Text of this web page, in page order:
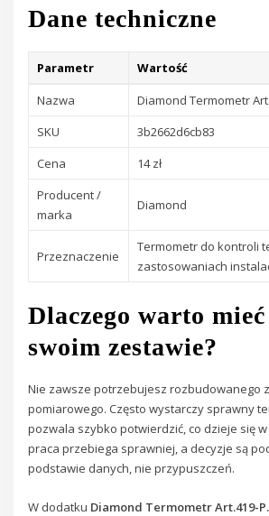
Dane techniczne
Parametr
Wartość
Nazwa
Diamond Termometr
SKU
3b2662d6cb83
Cena
14 zł
Producent /
marka
Diamond
Przeznaczenie
Termometr do kontroli
zastosowaniach
Dlaczego warto
swoim zestawie?
Nie zawsze potrzebujesz rozbudowanego
pomiarowego. Często wystarczy sprawny
pozwala szybko potwierdzić, co dzieje się
praca przebiega sprawniej, a decyzje są
podstawie danych, nie przypuszczeń.
W dodatku Diamond Termometr Art.419-